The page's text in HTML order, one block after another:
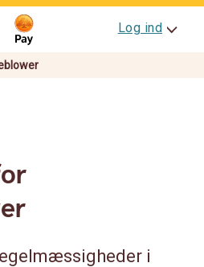
Log ind
i